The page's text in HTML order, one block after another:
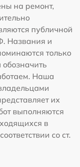
на ремонт,
публичной
Названия и
только
Наша
их
выполняются
в
со ст.